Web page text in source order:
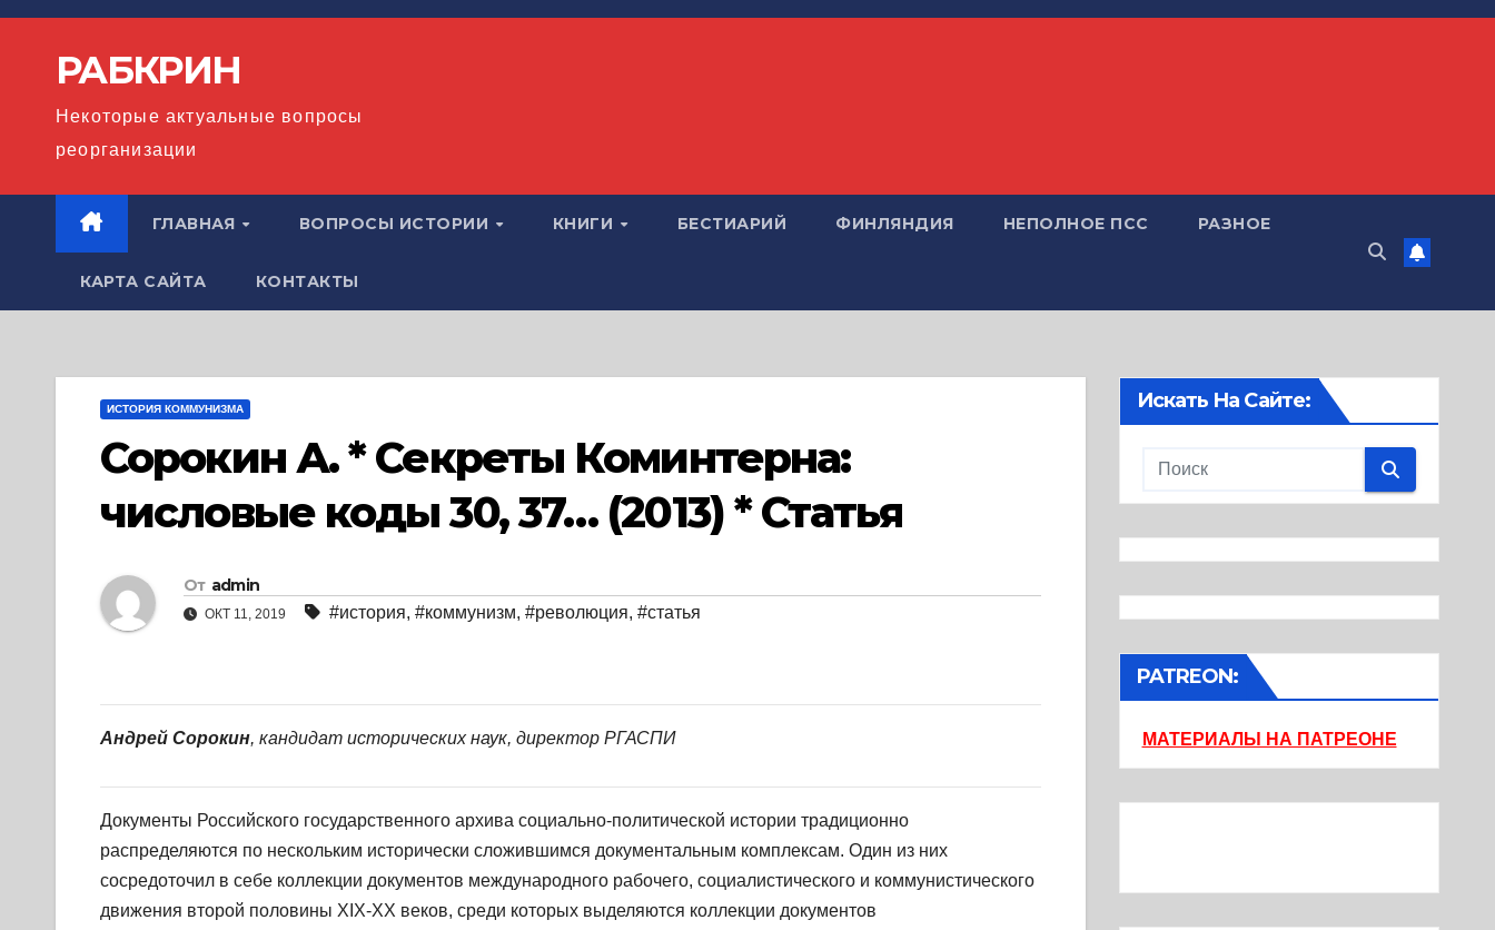
Перейти
содержимомуРАБКРИН
Некоторые актуальные вопросы
реорганизации
ГЛАВНАЯ ВОПРОСЫ ИСТОРИИ КНИГИ БЕСТИАРИЙ ФИНЛЯНДИЯ НЕПОЛНОЕ ПСС РАЗНОЕ
КАРТА САЙТА КОНТАКТЫ
ИСТОРИЯ КОММУНИЗМА
Сорокин А. * Секреты Коминтерна:
числовые коды 30, 37… (2013) * Статья
От admin
ОКТ 11, 2019 #история, #коммунизм, #революция, #статья
Андрей Сорокин, кандидат исторических наук, директор РГАСПИ
Документы Российского государственного архива социально-политической истории традиционно
распределяются по нескольким исторически сложившимся документальным комплексам. Один из них
сосредоточил в себе коллекции документов международного рабочего, социалистического и коммунистического
движения второй половины XIX-XX веков, среди которых выделяются коллекции документов
Искать На Сайте:
PATREON:
МАТЕРИАЛЫ НА ПАТРЕОНЕ